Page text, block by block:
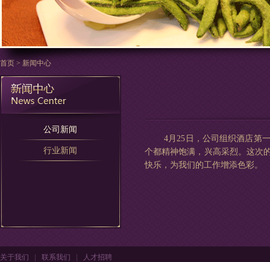
首页 > 新闻中心
公司新闻
行业新闻
4月25日，公司组织酒店第
个都精神饱满，兴高采烈。这次
快乐，为我们的工作增添色彩。
关于我们 联系我们
人才招聘